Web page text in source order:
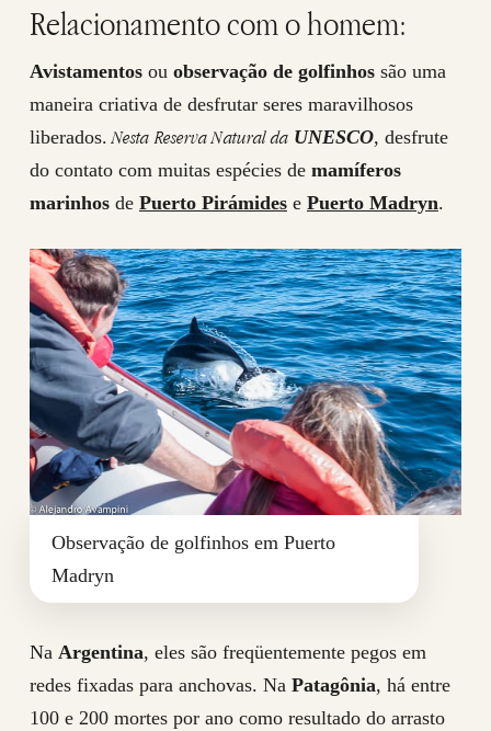
Relacionamento com o homem:
Avistamentosou observação de golfinhossão uma
maneira criativa de desfrutar seres maravilhosos
liberados. Nesta Reserva Natural da UNESCO, desfrute
do contato com muitas espécies de mamíferos
marinhosde Puerto Pirámidese Puerto Madryn.
Observação de golfinhos em Puerto
Madryn
Na Argentina, eles são freqüentemente pegos em
redes fixadas para anchovas. Na Patagônia, há entre
100 e 200 mortes por ano como resultado do arrasto